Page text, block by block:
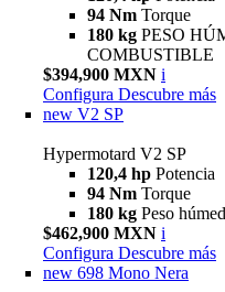
94 Nm Torque
180 kg PESO
COMBUSTIBLE
$394,900 MXN i
Configura Descubre más
new V2 SP
Hypermotard V2 SP
120,4 hp Potencia
94 Nm Torque
180 kg Peso
$462,900 MXN i
Configura Descubre más
new 698 Mono Nera